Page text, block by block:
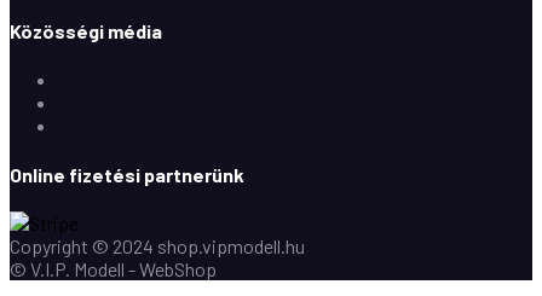
Közösségi média
Online fizetési partnerünk
Copyright © 2024 shop.vipmodell.hu
© V.I.P. Modell - WebShop